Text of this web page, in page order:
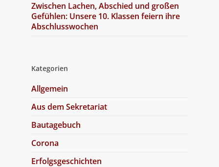
Zwischen Lachen, Abschied und großen
Gefühlen: Unsere 10. Klassen feiern ihre
Abschlusswochen
Kategorien
Allgemein
Aus dem Sekretariat
Bautagebuch
Corona
Erfolgsgeschichten